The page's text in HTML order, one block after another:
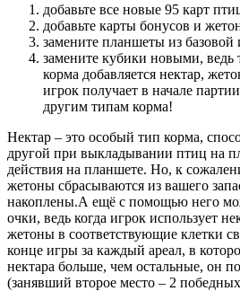
добавьте все новые 95 карт
добавьте карты бонусов и
замените планшеты из
замените кубики новыми,
корма добавляется нектар,
игрок получает в начале
другим типам корма!
Нектар – это особый тип корма,
другой при выкладывании птиц на
действия на планшете. Но, к
жетоны сбрасываются из вашего
накоплены.А ещё с помощью него
очки, ведь когда игрок использует
жетоны в соответствующие клетки
конце игры за каждый ареал, в
нектара больше, чем остальные, он
(занявший второе место – 2